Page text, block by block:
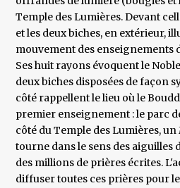
Temple des Lumières. Devant
et les deux biches, en extérieur,
mouvement des enseignements
Ses huit rayons évoquent le
deux biches disposées de façon
côté rappellent le lieu où le
premier enseignement : le parc
côté du Temple des Lumières,
tourne dans le sens des
des millions de prières écrites.
diffuser toutes ces prières pour